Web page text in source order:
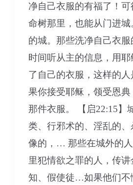
净自己衣服的有福了！
命树那里，也能从门进
的城。那些洗净自己衣
时间听从主的信息，用
了自己的衣服，这样的
果你接受耶稣，领受恩
那件衣服。 【启22:15】
类、行邪术的、淫乱的
像的，… 那些在城外的
里犯情欲之罪的人，传
知、假使徒…如果他们不